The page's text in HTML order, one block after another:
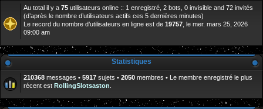
Au total il y a 75 utilisateurs online :: 1 enregistré, 2 bots, 0 invisible and 72 invités
(d’après le nombre d’utilisateurs actifs ces 5 dernières minutes)
Le record du nombre d’utilisateurs en ligne est de 19757 , le mer. mars 25, 2026
09:00 am
Statistiques
210368 messages • 5917 sujets • 2050 membres • Le membre enregistré le plus
récent est RollingSlotsaston